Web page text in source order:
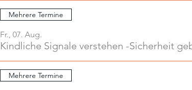
Mehrere Termine
Fr., 07. Aug.
Kindliche Signale verstehen -Sicherheit
Mehrere Termine